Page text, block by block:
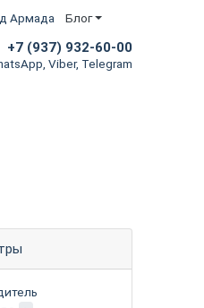
Армада Блог
+7 (937) 932-60-00
Viber, Telegram